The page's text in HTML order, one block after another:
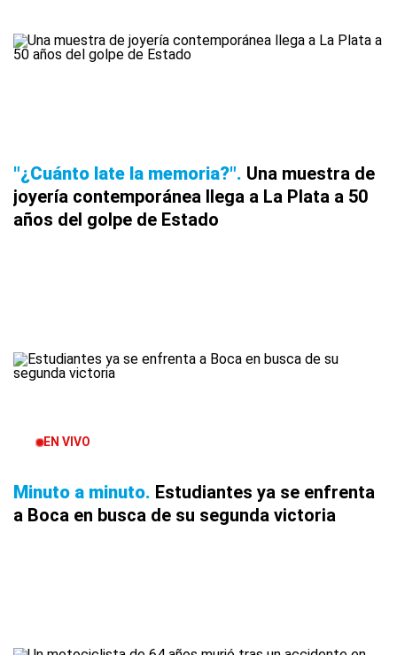
"¿Cuánto late la memoria?" Una muestra de
joyería contemporánea llega a La Plata a 50
años del golpe de Estado
EN VIVO
Minuto a minuto Estudiantes ya se enfrenta
a Boca en busca de su segunda victoria